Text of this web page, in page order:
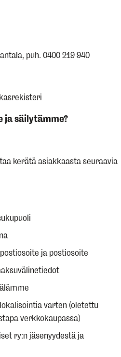
puh. 0400 219 940
säilytämme?
kerätä asiakkaasta seuraavia
ja postiosoite
varten (oletettu
verkkokaupassa)
ry:n jäsenyydestä ja